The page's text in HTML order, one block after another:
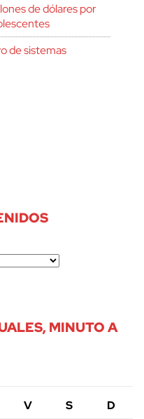
de dólares por
de sistemas
MINUTO A
V S D